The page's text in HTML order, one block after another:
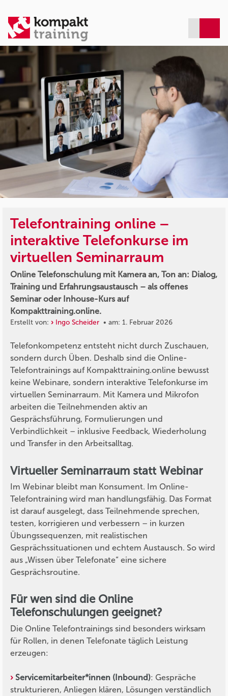
Telefontraining online –
interaktive Telefonkurse im
virtuellen Seminarraum
Online Telefonschulung mit Kamera an, Ton an: Dialog,
Training und Erfahrungsaustausch – als offenes
Seminar oder Inhouse-Kurs auf
Kompakttraining.online.
Erstellt von: Ingo Scheider • am: 1. Februar 2026
Telefonkompetenz entsteht nicht durch Zuschauen,
sondern durch Üben. Deshalb sind die Online-
Telefontrainings auf Kompakttraining.online bewusst
keine Webinare, sondern interaktive Telefonkurse im
virtuellen Seminarraum. Mit Kamera und Mikrofon
arbeiten die Teilnehmenden aktiv an
Gesprächsführung, Formulierungen und
Verbindlichkeit – inklusive Feedback, Wiederholung
und Transfer in den Arbeitsalltag.
Virtueller Seminarraum statt Webinar
Im Webinar bleibt man Konsument. Im Online-
Telefontraining wird man handlungsfähig. Das Format
ist darauf ausgelegt, dass Teilnehmende sprechen,
testen, korrigieren und verbessern – in kurzen
Übungssequenzen, mit realistischen
Gesprächssituationen und echtem Austausch. So wird
aus „Wissen über Telefonate“ eine sichere
Gesprächsroutine.
Für wen sind die Online
Telefonschulungen geeignet?
Die Online Telefontrainings sind besonders wirksam
für Rollen, in denen Telefonate täglich Leistung
erzeugen:
Servicemitarbeiter*innen (Inbound): Gespräche
strukturieren, Anliegen klären, Lösungen verständlich